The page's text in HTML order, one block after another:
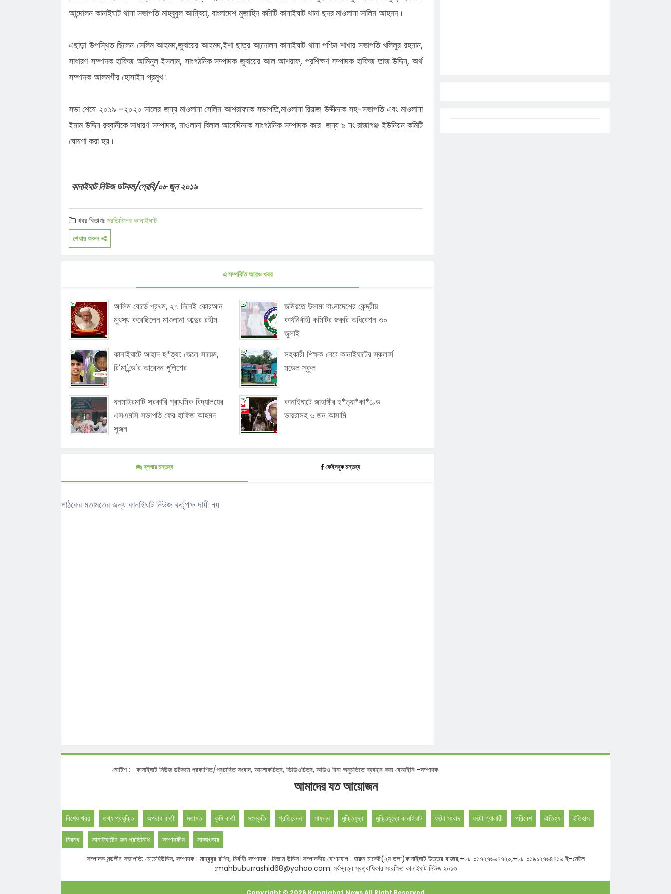
আন্দোলন কানাইঘাট থানা সভাপতি মাহবুবুল আম্বিয়া, বাংলাদেশ মুজাহিদ কমিটি কানাইঘাট থানা ছদর মাওলানা সালিম আহমদ ৷
এছাড়া উপস্থিত ছিলেন সেলিম আহমদ,জুবায়ের আহমদ,ইশা ছাত্র আন্দোলন কানাইঘাট থানা পশ্চিম শাখার সভাপতি খলিলুর রহমান,
সাধারণ সম্পাদক হাফিজ আমিনুল ইসলাম, সাংগঠনিক সম্পাদক জুবায়ের আল আশরাফ, প্রশিক্ষণ সম্পাদক হাফিজ তাজ উদ্দিন, অর্থ
সম্পাদক আলমগীর হোসাইন প্রমূখ ৷
সভা শেষে ২০১৯ -২০২০ সালের জন্যমাওলানা সেলিম আশরাফকে সভাপতি,মাওলানা রিয়াজ উদ্দীনকে সহ-সভাপতি এবং মাওলানা
ইমাম উদ্দিন রব্বানীকে সাধারণ সম্পাদক, মাওলানা বিলাল আবেদিনকে সাংগঠনিক সম্পাদক করে জন্য ৯ নং রাজাগঞ্জ ইউনিয়ন কমিটি
ঘোষণা করা হয় ৷
কানাইঘাট নিউজ ডটকম/প্রেবি/০৮ জুন ২০১৯
খবর বিভাগঃপ্রতিদিনের কানাইঘাট
শেয়ার করুন
এ সম্পর্কিত আরও খবর
আলিম বোর্ডে প্রথম, ২৭ দিনেই কোরআন
মুখস্থ করেছিলেন মাওলানা আব্দুর রহীম
জমিয়তে উলামা বাংলাদেশের কেন্দ্রীয়
কার্যনির্বাহী কমিটির জরুরি অধিবেশন ৩০
জুলাই
কানাইঘাটে আহাদ হ*ত্যা: জেলে সায়েম,
রি’মা’ন্ডে’র আবেদন পুলিশের
সহকারী শিক্ষক নেবে কানাইঘাটের স্কলার্স
মডেল স্কুল
ধনমাইরমাটি সরকারি প্রাথমিক বিদ্যালয়ের
এসএমসি সভাপতি ফের হাফিজ আহমদ
সুজন
কানাইঘাটে জাহাঙ্গীর হ*ত্যা*কা*ণ্ডে
ভায়রাসহ ৬ জন আসামি
ব্লগার মন্তব্য ফেইসবুক মন্তব্য
পাঠকের মতামতের জন্য কানাইঘাট নিউজ কর্তৃপক্ষ দায়ী নয়
কানাইঘাট নিউজ ডটকমে প্রকাশিত/প্রচারিত সংবাদ, আলোকচিত্র, ভিডিওচিত্র, অডিও বিনা অনুমতিতে ব্যবহার করা বেআইনি -সম্পাদক
আমাদের যত আয়োজন
বিশেষ খবর তথ্য প্রযুক্তি অপরাধ বার্তা মতামত কৃষি বার্তা সংস্কৃতি প্রতিবেদন সাফল্য মুক্তিযুদ্ধ মুক্তিযুদ্ধে কানাইঘাট ফটো সংবাদ ফটো গ্যালারী পরিবেশ ঐতিহ্য ইতিহাস
নিবন্ধ কানাইঘাটের জন প্রতিনিধি সম্পাদকীয়
সাক্ষাৎকার
সম্পাদক মন্ডলীর সভাপতি: মো:মহিউদ্দিন, সম্পাদক : মাহবুবুর রশিদ, নির্বাহী সম্পাদক : নিজাম উদ্দিন। সম্পাদকীয় যোগাযোগ : হারুন মার্কেট(২য় তলা)কানাইঘাট উত্তর বাজার;+৮৮ ০১৭২৭৬৬৭৭২০,+৮৮ ০১৯১২৭৬৪৭১৬ ই-মেইল
:mahbuburrashid68@yahoo.com: সর্বস্বত্ব স্বত্বাধিকার সংরক্ষিত কানাইঘাট নিউজ ২০১৩
Copyright © 2026 Kanaighat NewsAll Right Reserved